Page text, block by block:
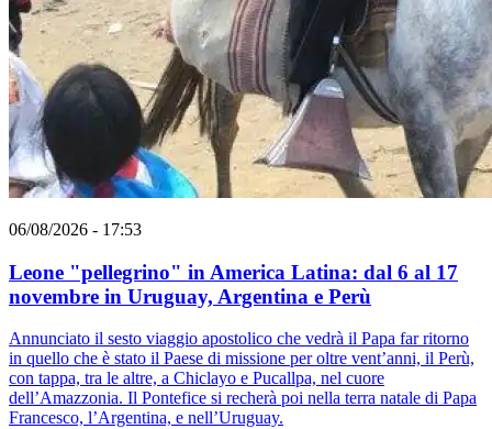
06/08/2026 - 17:53
Leone "pellegrino" in America Latina: dal 6 al 17
novembre in Uruguay, Argentina e Perù
Annunciato il sesto viaggio apostolico che vedrà il Papa far ritorno
in quello che è stato il Paese di missione per oltre vent’anni, il Perù,
con tappa, tra le altre, a Chiclayo e Pucallpa, nel cuore
dell’Amazzonia. Il Pontefice si recherà poi nella terra natale di Papa
Francesco, l’Argentina, e nell’Uruguay.